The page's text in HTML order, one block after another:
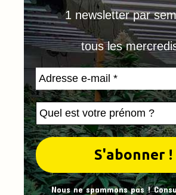
1 newsletter par
tous les
Nous ne spammons pas !